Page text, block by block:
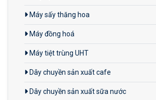
Máy sấy thăng hoa
Máy đồng hoá
Máy tiệt trùng UHT
Dây chuyền sản xuất cafe
Dây chuyền sản xuất sữa nước